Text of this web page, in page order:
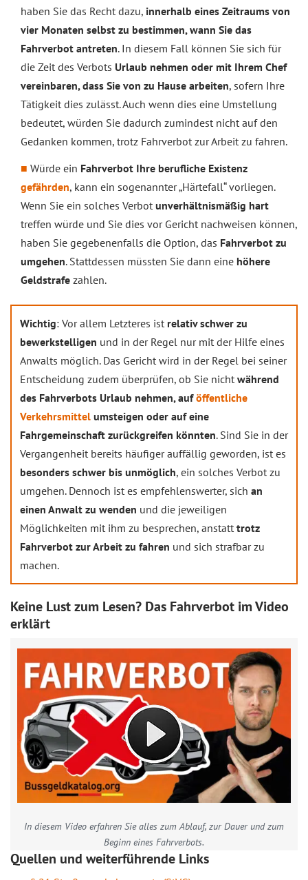
haben Sie das Recht dazu, innerhalb eines Zeitraums von
vier Monaten selbst zu bestimmen, wann Sie das
Fahrverbot antreten. In diesem Fall können Sie sich für
die Zeit des Verbots Urlaub nehmen oder mit Ihrem Chef
vereinbaren, dass Sie von zu Hause arbeiten, sofern Ihre
Tätigkeit dies zulässt. Auch wenn dies eine Umstellung
bedeutet, würden Sie dadurch zumindest nicht auf den
Gedanken kommen, trotz Fahrverbot zur Arbeit zu fahren.
Würde ein Fahrverbot Ihre berufliche Existenz
gefährden, kann ein sogenannter „Härtefall“ vorliegen.
Wenn Sie ein solches Verbot unverhältnismäßig hart
treffen würde und Sie dies vor Gericht nachweisen können,
haben Sie gegebenenfalls die Option, das Fahrverbot zu
umgehen. Stattdessen müssten Sie dann eine höhere
Geldstrafe zahlen.
Wichtig: Vor allem Letzteres ist relativ schwer zu
bewerkstelligen und in der Regel nur mit der Hilfe eines
Anwalts möglich. Das Gericht wird in der Regel bei seiner
Entscheidung zudem überprüfen, ob Sie nicht während
des Fahrverbots Urlaub nehmen, auföffentliche
Verkehrsmittel umsteigen oder auf eine
Fahrgemeinschaft zurückgreifen könnten. Sind Sie in der
Vergangenheit bereits häufiger auffällig geworden, ist es
besonders schwer bis unmöglich, ein solches Verbot zu
umgehen. Dennoch ist es empfehlenswerter, sich an
einen Anwalt zu wenden und die jeweiligen
Möglichkeiten mit ihm zu besprechen, anstatt trotz
Fahrverbot zur Arbeit zu fahren und sich strafbar zu
machen.
Keine Lust zum Lesen? Das Fahrverbot im Video
erklärt
In diesem Video erfahren Sie alles zum Ablauf, zur Dauer und zum
Beginn eines Fahrverbots.
Quellen und weiterführende Links